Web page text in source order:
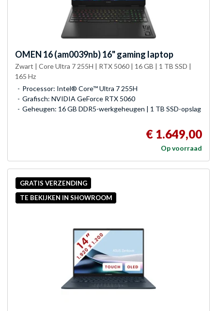
OMEN 16 (am0039nb) 16" gaming laptop
Zwart | Core Ultra 7 255H | RTX 5060 | 16 GB | 1 TB SSD |
165 Hz
Processor: Intel® Core™ Ultra 7 255H
Grafisch: NVIDIA GeForce RTX 5060
Geheugen: 16 GB DDR5-werkgeheugen | 1 TB SSD-opslag
€ 1.649,00
Op voorraad
GRATIS VERZENDING
TE BEKIJKEN IN SHOWROOM